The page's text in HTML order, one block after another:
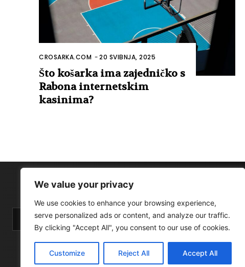
We value your privacy
We use cookies to enhance your browsing experience,
serve personalized ads or content, and analyze our traffic.
By clicking "Accept All", you consent to our use of cookies.
Customize Reject All Accept All
CROSARKA.COM -20 SVIBNJA, 2025
Što košarka ima zajedničko s
Rabona internetskim
kasinima?